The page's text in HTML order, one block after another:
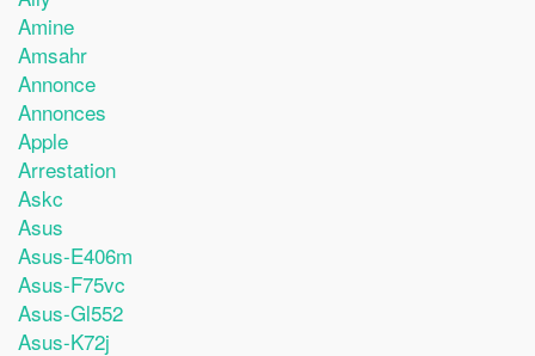
Amine
Amsahr
Annonce
Annonces
Apple
Arrestation
Askc
Asus
Asus-E406m
Asus-F75vc
Asus-Gl552
Asus-K72j